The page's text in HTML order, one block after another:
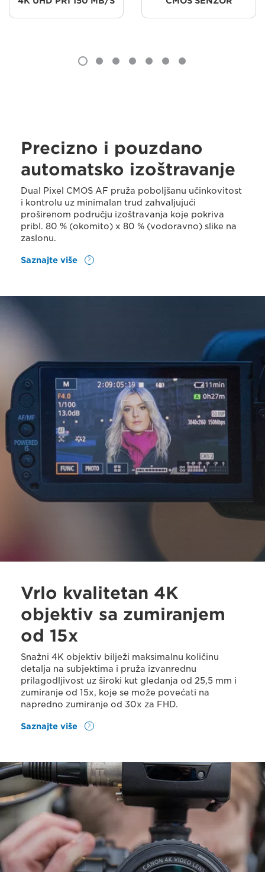
Precizno i pouzdano
automatsko izoštravanje
Dual Pixel CMOS AF pruža poboljšanu učinkovitost
i kontrolu uz minimalan trud zahvaljujući
proširenom području izoštravanja koje pokriva
pribl. 80 % (okomito) x 80 % (vodoravno) slike na
zaslonu.
Saznajte više
Vrlo kvalitetan 4K
objektiv sa zumiranjem
od 15x
Snažni 4K objektiv bilježi maksimalnu količinu
detalja na subjektima i pruža izvanrednu
prilagodljivost uz široki kut gledanja od 25,5 mm i
zumiranje od 15x, koje se može povećati na
napredno zumiranje od 30x za FHD.
Saznajte više